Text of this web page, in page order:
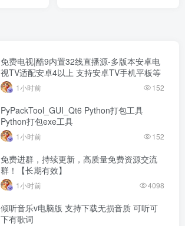
免费电视|酷9内置32线直播源-多版本安卓电
视TV适配安卓4以上 支持安卓TV手机平板等
1小时前 152
PyPackTool_GUI_Qt6 Python打包工具
Python打包exe工具
1小时前 152
免费进群，持续更新，高质量免费资源交流
群！【长期有效】
1小时前 4098
倾听音乐v电脑版 支持下载无损音质 可听可
下有歌词